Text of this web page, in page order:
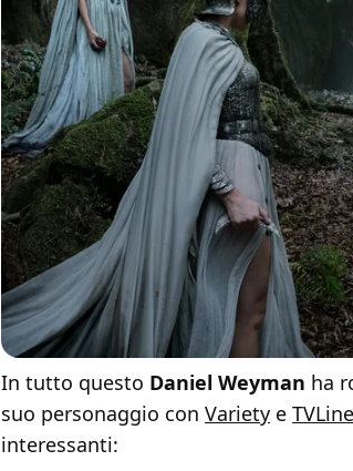
In tutto questo Daniel Weyman ha
suo personaggio con Variety e TVLine
interessanti: